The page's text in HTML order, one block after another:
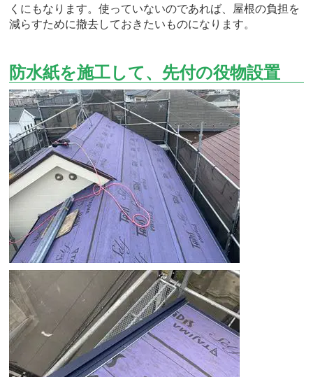
くにもなります。使っていないのであれば、屋根の負担を
減らすために撤去しておきたいものになります。
防水紙を施工して、先付の役物設置